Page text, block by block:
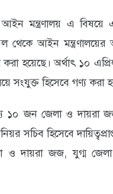
মন্ত্রণালয় এ
থেকে আইন মন্ত্রণালয়ের
করা হয়েছে। অর্থাৎ ১০
সংযুক্ত হিসেবে গণ্য করা
জন জেলা ও দায়রা জজ
সচিব হিসেবে
ও দায়রা জজ, যুগ্ম